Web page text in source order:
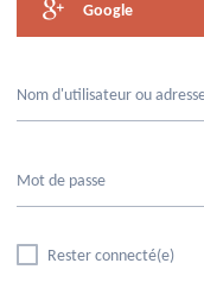
Google
Nom d'utilisateur ou
Mot de passe
Rester connecté(e)